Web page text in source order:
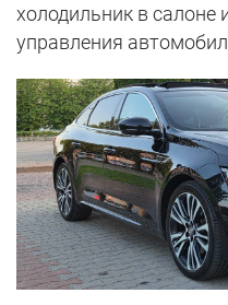
холодильник в салоне
управления